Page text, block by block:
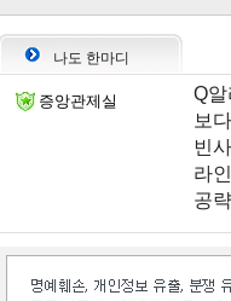
나도 한마디
증앙관제실
Q
보
빈
라
공